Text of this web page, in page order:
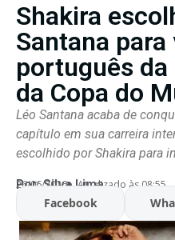
Shakira
Santana
português
da Copa do
Léo Santana acaba de
capítulo em sua carreira
escolhido por Shakira para
Por:Silva Lima
26/06/2026 Atualizado às 08:55
Facebook